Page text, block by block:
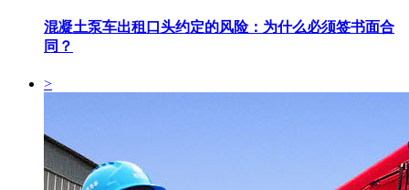
混凝土泵车出租口头约定的风险：为什么必须签书面合
同？
>